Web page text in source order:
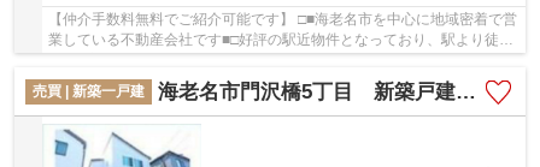
【仲介手数料無料でご紹介可能です】 □■海老名市を中心に地域密着で営
業している不動産会社です■□好評の駅近物件となっており、駅より徒歩
売買 | 新築一戸建
海老名市門沢橋5丁目 新築戸建て 全1棟 【仲介手数料無料】